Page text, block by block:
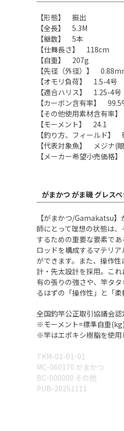
【形態】 振出
【全長】 5.3M
【継数】 5本
【仕舞長さ】 118cm
【自重】 207g
【先径（外径）】
【オモリ負荷】 1.5-4号
【適合ハリス】 1.25-4号
【カーボン含有率】
【その他使用素材含有率
【モーメント】 24.1
【釣り方、フィールド】
【代表対象魚】 メジナ(
【メーカー希望小売価格
がまかつ がま磯 グレス
【がまかつ/Gamakatsu
師にとって理想の状態は
するための重要な要素で
ロッドを構成するマテリ
ができます。また、操作
計・先太設計を採用。こ
有の張りの強さや、竿タ
るはずの「操作性」と「
全国釣竿公正取引協議会
※モーメント=標準自重
※竿はエポキシ樹脂を使用
TKM-01-01-01
MC-060170 がまかつ
BC-000000 その他
PUB-20251111